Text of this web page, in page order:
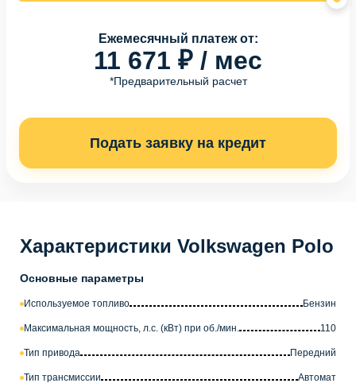
Ежемесячный платеж от:
11 671 ₽ / мес
*Предварительный расчет
Подать заявку на кредит
Характеристики Volkswagen Polo
Основные параметры
Используемое топливо Бензин
Максимальная мощность, л.с. (кВт) при об./мин. 110
Тип привода Передний
Тип трансмиссии Автомат